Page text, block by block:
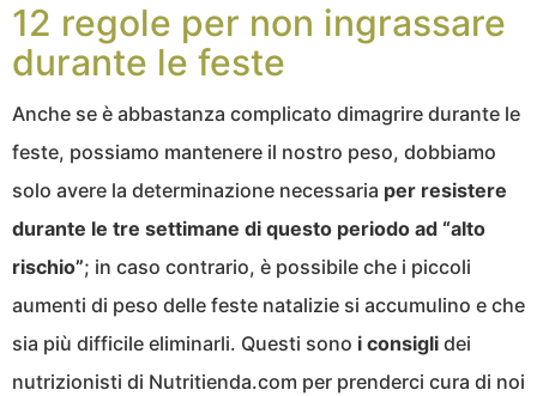
12 regole per non ingrassare
durante le feste
Anche se è abbastanza complicato dimagrire durante le
feste, possiamo mantenere il nostro peso, dobbiamo
solo avere la determinazione necessaria per resistere
durante le tre settimane di questo periodo ad “alto
rischio”; in caso contrario, è possibile che i piccoli
aumenti di peso delle feste natalizie si accumulino e che
sia più difficile eliminarli. Questi sono i consigli dei
nutrizionisti di Nutritienda.com per prenderci cura di noi